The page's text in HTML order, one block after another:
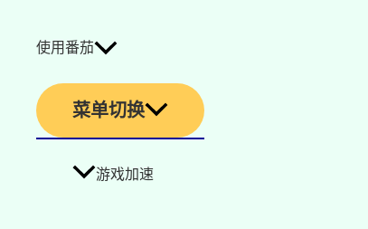
使用番茄
菜单切换
游戏加速